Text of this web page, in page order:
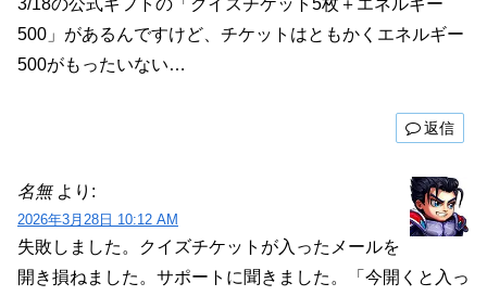
500」があるんですけど、チケットはともかくエネルギー
500がもったいない…
返信
名無 より:
2026年3月28日 10:12 AM
失敗しました。クイズチケットが入ったメールを
開き損ねました。サポートに聞きました。「今開くと入っ